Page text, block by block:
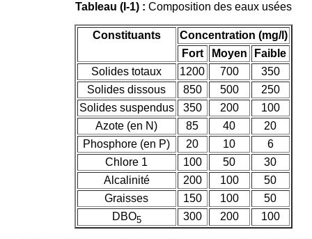
Tableau (I-1) : Composition des eaux usées
Constituants
Concentration (mg/l)
Fort
Moyen
Faible
Solides totaux
1200 700
350
Solides dissous
850 500
250
Solides suspendus
350 200
100
Azote (en N)
85 40
20
Phosphore (en P)
20 10
6
Chlore 1
100 50
30
Alcalinité
200 100
50
Graisses
150 100
50
DBO5 300 200 100